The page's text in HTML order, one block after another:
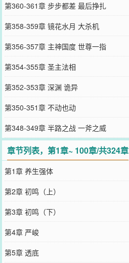
第360-361章 步步都差 最后挣扎
第358-359章 镜花水月 大杀机
第356-357章 主神国度 世尊一指
第354-355章 圣主法相
第352-353章 深渊 诡异
第350-351章 不动也动
第348-349章 半路之战 一斧之威
章节列表，第1章~ 100章/共324章
第1章 养生强体
第2章 初鸣（上）
第3章 初鸣（下）
第4章 严峻
第5章 透底